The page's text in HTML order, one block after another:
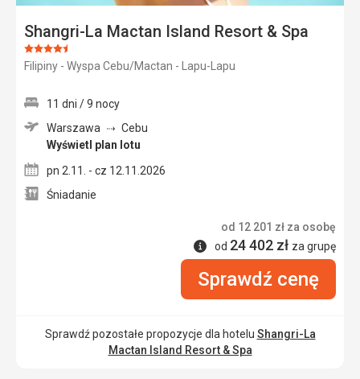
Shangri-La Mactan Island Resort & Spa
Ocena:
4.5/5
Filipiny - Wyspa Cebu/Mactan - Lapu-Lapu
11 dni / 9 nocy
Warszawa
Cebu
Wyświetl plan lotu
pn 2.11. - cz 12.11.2026
Śniadanie
od 12 201 zł za osobę
Informacje
od 24 402 zł za grupę
Sprawdź cenę
Sprawdź pozostałe propozycje dla hotelu Shangri-La
Mactan Island Resort & Spa